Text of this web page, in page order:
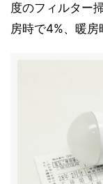
度のフィルター
房時で4%、暖房